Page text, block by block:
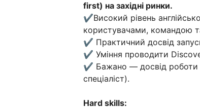
first) на західні ринки.
✔️Високий рівень
користувачами, командою
✔️ Практичний досвід
✔️ Уміння проводити
✔️ Бажано — досвід роботи
спеціаліст).
Hard skills: